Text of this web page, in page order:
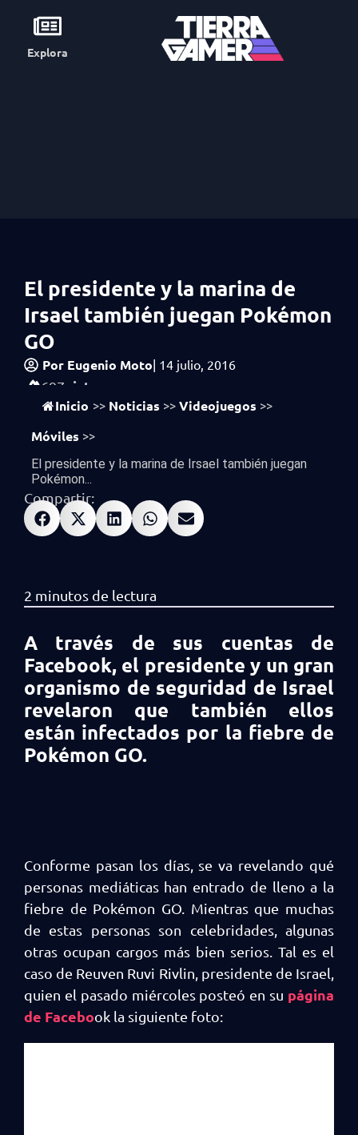
Explora
El presidente y la marina de
Irsael también juegan Pokémon
GO
Por Eugenio Moto| 14 julio, 2016
697 vistas
Inicio >> Noticias >> Videojuegos >>
Móviles >>
El presidente y la marina de Irsael también juegan
Pokémon...
Compartir:
A través de sus cuentas de
Facebook, el presidente y un gran
organismo de seguridad de Israel
revelaron que también ellos
están infectados por la fiebre de
Pokémon GO.
Conforme pasan los días, se va revelando qué
personas mediáticas han entrado de lleno a la
fiebre de Pokémon GO. Mientras que muchas
de estas personas son celebridades, algunas
otras ocupan cargos más bien serios. Tal es el
caso de Reuven Ruvi Rivlin, presidente de Israel,
quien el pasado miércoles posteó en su página
de Facebook la siguiente foto: